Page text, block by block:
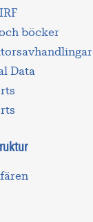
böcker
Data